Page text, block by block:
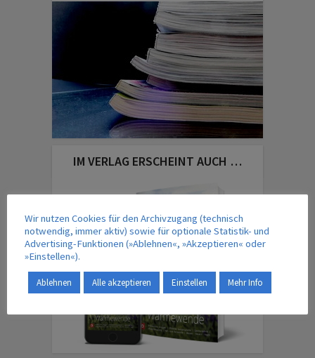
IM VERLAG ERSCHEINT AUCH …
Wir nutzen Cookies für den Archivzugang (technisch
notwendig, immer aktiv) sowie für optionale Statistik- und
Advertising-Funktionen (»Ablehnen«, »Akzeptieren« oder
»Einstellen«).
Ablehnen Alle akzeptieren Einstellen Mehr Info